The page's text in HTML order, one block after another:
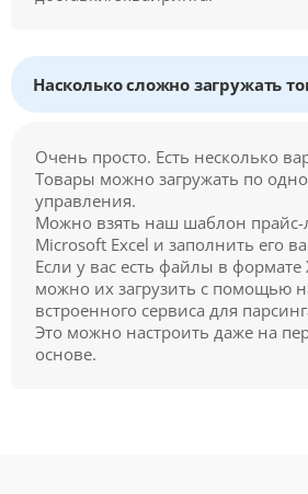
Насколько сложно загружать
Очень просто. Есть несколько
Товары можно загружать по
управления.
Можно взять наш шаблон прайс-
Microsoft Excel и заполнить его
Если у вас есть файлы в формате
можно их загрузить с помощью
встроенного сервиса для
Это можно настроить даже на
основе.